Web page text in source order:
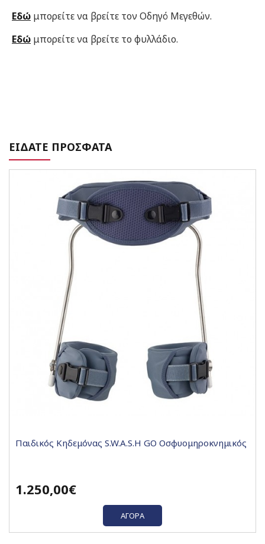
Εδώ μπορείτε να βρείτε τον Οδηγό Μεγεθών.
Εδώ μπορείτε να βρείτε το φυλλάδιο.
ΕΙΔΑΤΕ ΠΡΟΣΦΑΤΑ
Παιδικός Κηδεμόνας S.W.A.S.H GO Οσφυομηροκνημικός
1.250,00€
ΑΓΟΡΆ